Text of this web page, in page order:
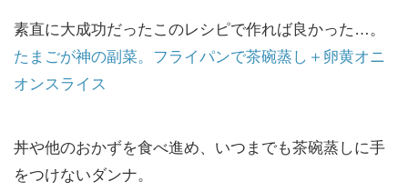
素直に大成功だったこのレシピで作れば良かった…。
たまごが神の副菜。フライパンで茶碗蒸し＋卵黄オニ
オンスライス
丼や他のおかずを食べ進め、いつまでも茶碗蒸しに手
をつけないダンナ。